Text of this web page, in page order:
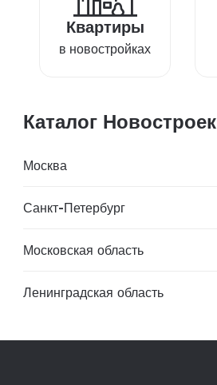
Квартиры
в новостройках
Каталог Новостроек
Москва
Санкт-Петербург
Московская область
Ленинградская область